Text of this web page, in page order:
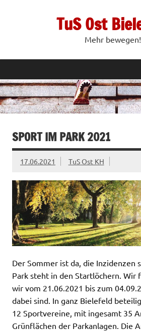
TuS Ost
Mehr bewegen!
SPORT IM PARK 2021
17.06.2021 TuS Ost KH
Der Sommer ist da, die Inzidenzen
Park steht in den Startlöchern. Wir
wir vom 21.06.2021 bis zum
dabei sind. In ganz Bielefeld
12 Sportvereine, mit ingesamt 35
Grünflächen der Parkanlagen. Die